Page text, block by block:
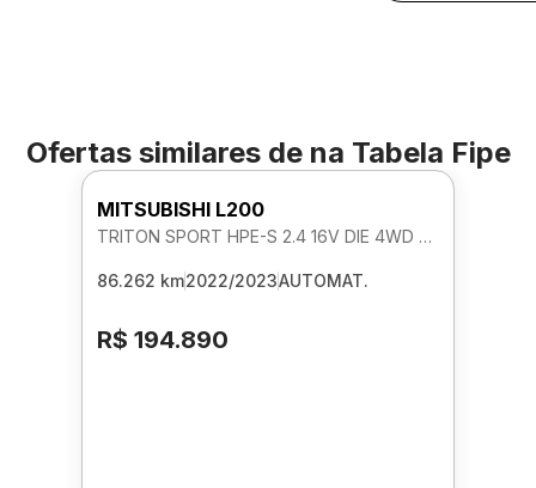
Ofertas similares de na Tabela Fipe
MITSUBISHI L200
TRITON SPORT HPE-S 2.4 16V DIE 4WD AUTOMATICO
86.262 km2022/2023AUTOMAT.
R$ 194.890